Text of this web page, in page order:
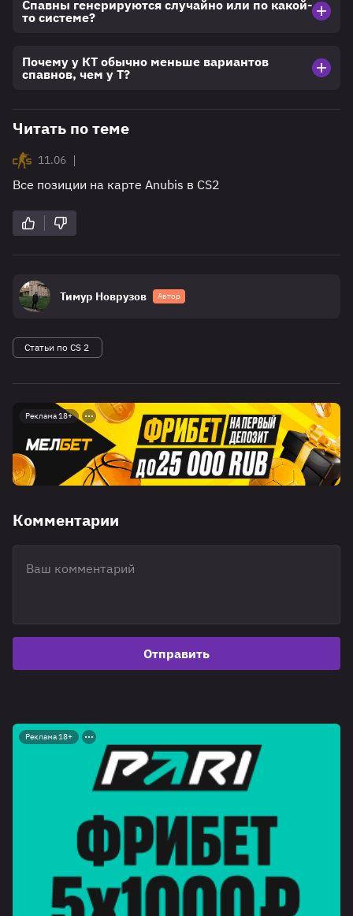
Спавны генерируются случайно или по какой-
то системе?
Почему у КТ обычно меньше вариантов
спавнов, чем у Т?
Читать по теме
11.06 |
Все позиции на карте Anubis в CS2
Тимур Новрузов Автор
Статьи по CS 2
Реклама 18+
Комментарии
Отправить
Реклама 18+